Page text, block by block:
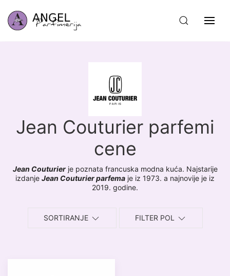
Jean Couturier parfemi
cene
Jean Couturierje poznata francuska modna kuća. Najstarije
izdanje Jean Couturier parfema je iz 1973. a najnovije je iz
2019. godine.
SORTIRANJE FILTER POL